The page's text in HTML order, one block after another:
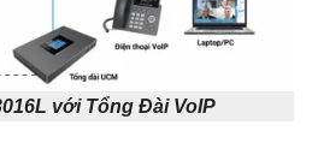
với Tổng Đài VoIP